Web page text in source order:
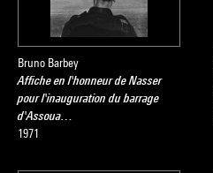
Bruno Barbey
Affiche en l'honneur de Nasser
pour l'inauguration du barrage
d'Assoua…
1971